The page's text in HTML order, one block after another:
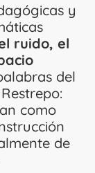
y
ruido, el
del
como
de